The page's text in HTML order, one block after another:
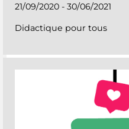
21/09/2020 - 30/06/2021
Didactique pour tous